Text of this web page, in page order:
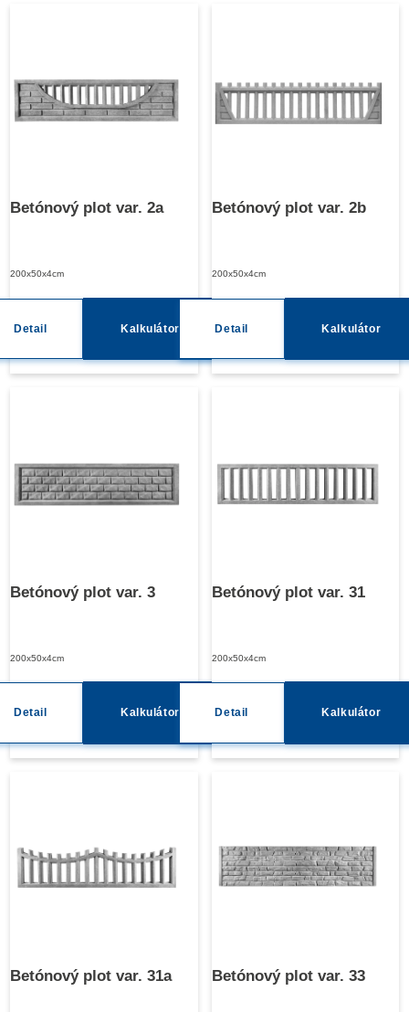
Betónový plot var. 2a
200x50x4cm
Detail Kalkulátor
Betónový plot var. 2b
200x50x4cm
Detail Kalkulátor
Betónový plot var. 3
200x50x4cm
Detail Kalkulátor
Betónový plot var. 31
200x50x4cm
Detail Kalkulátor
Betónový plot var. 31a Betónový plot var. 33